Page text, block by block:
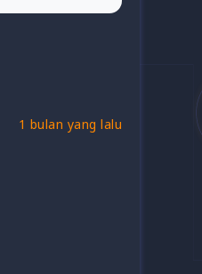
1 bulan yang lalu